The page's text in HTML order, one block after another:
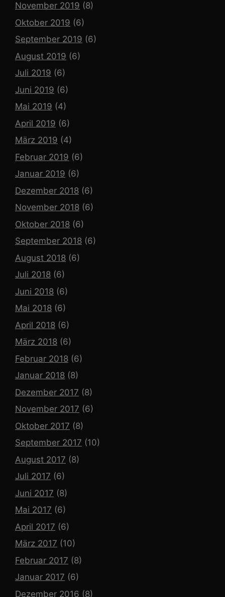
November 2019 (8)
Oktober 2019 (6)
September 2019 (6)
August 2019 (6)
Juli 2019 (6)
Juni 2019 (6)
Mai 2019 (4)
April 2019 (6)
März 2019 (4)
Februar 2019 (6)
Januar 2019 (6)
Dezember 2018 (6)
November 2018 (6)
Oktober 2018 (6)
September 2018 (6)
August 2018 (6)
Juli 2018 (6)
Juni 2018 (6)
Mai 2018 (6)
April 2018 (6)
März 2018 (6)
Februar 2018 (6)
Januar 2018 (8)
Dezember 2017 (8)
November 2017 (6)
Oktober 2017 (8)
September 2017 (10)
August 2017 (8)
Juli 2017 (6)
Juni 2017 (8)
Mai 2017 (6)
April 2017 (6)
März 2017 (10)
Februar 2017 (8)
Januar 2017 (6)
Dezember 2016 (8)